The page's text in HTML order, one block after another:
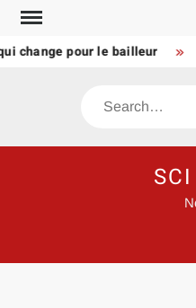
Skip
content
change pour le bailleur
Search